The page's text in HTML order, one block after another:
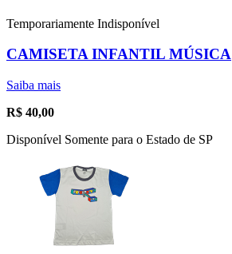
Temporariamente Indisponível
CAMISETA INFANTIL MÚSICA
Saiba mais
R$ 40,00
Disponível Somente para o Estado de SP